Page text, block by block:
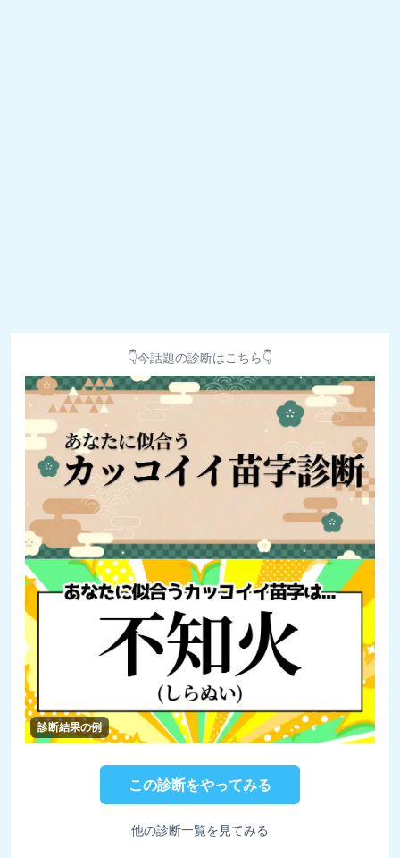
👇今話題の診断はこちら👇
診断結果の例
この診断をやってみる
他の診断一覧を見てみる